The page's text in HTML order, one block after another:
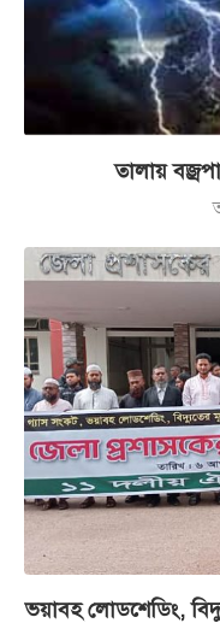
তালায়
ভয়াবহ লোডশেডিং,